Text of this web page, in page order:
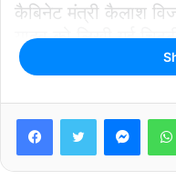
कैबिनेट मंत्री कैलाश
यादव को लिखी गई
बवाल खड़ा कर दिया है।
मुख्यमंत्री की ओर से
मिलने का उल्लेख किया
चर्चा में आया, मुख्यमंत्री
दिखाई।